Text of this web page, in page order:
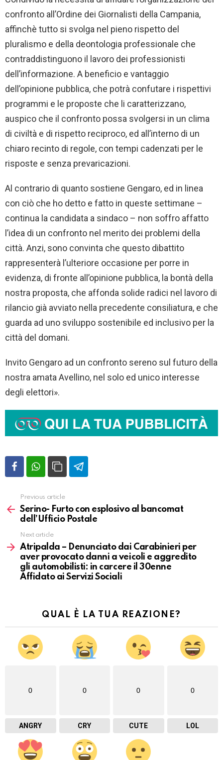
confronto all’Ordine dei Giornalisti della Campania,
affinchè tutto si svolga nel pieno rispetto del
pluralismo e della deontologia professionale che
contraddistinguono il lavoro dei professionisti
dell’informazione. A beneficio e vantaggio
dell’opinione pubblica, che potrà confutare i rispettivi
programmi e le proposte che li caratterizzano,
auspico che il confronto possa svolgersi in un clima
di civiltà e di rispetto reciproco, ed all’interno di un
chiaro recinto di regole, con tempi cadenzati per le
risposte e senza prevaricazioni.
Al contrario di quanto sostiene Gengaro, ed in linea
con ciò che ho detto e fatto in queste settimane –
continua la candidata a sindaco – non soffro affatto
l’idea di un confronto nel merito dei problemi della
città. Anzi, sono convinta che questo dibattito
rappresenterà l’ulteriore occasione per porre in
evidenza, di fronte all’opinione pubblica, la bontà della
nostra proposta, che affonda solide radici nel lavoro di
rilancio già avviato nella precedente consiliatura, e che
guarda ad uno sviluppo sostenibile ed inclusivo per la
città del domani.
Invito Gengaro ad un confronto sereno sul futuro della
nostra amata Avellino, nel solo ed unico interesse
degli elettori».
Vedi
altro
Previous article
Serino- Furto con esplosivo al bancomat
dell’Ufficio Postale
Next article
Atripalda – Denunciato dai Carabinieri per
aver provocato danni a veicoli e aggredito
gli automobilisti: in carcere il 30enne
Affidato ai Servizi Sociali
QUAL È LA TUA REAZIONE?
0
ANGRY
0
CRY
0
CUTE
0
LOL